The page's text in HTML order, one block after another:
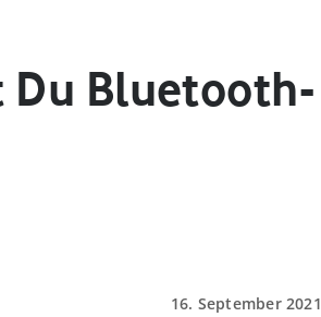
Du Bluetooth-
16. September 2021